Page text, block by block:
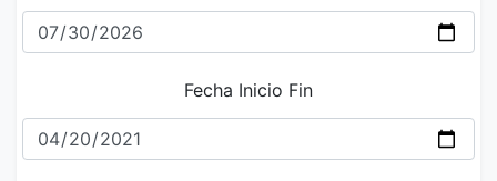
Fecha Inicio Fin